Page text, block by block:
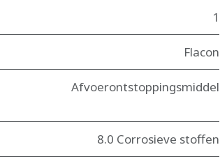
1
Flacon
Afvoerontstoppingsmiddel
8.0 Corrosieve stoffen